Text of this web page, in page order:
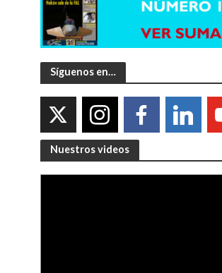
Síguenos en…
Nuestros videos